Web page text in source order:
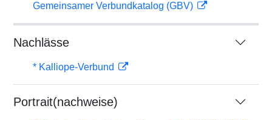
Gemeinsamer Verbundkatalog (GBV)
Nachlässe
* Kalliope-Verbund
Portrait(nachweise)